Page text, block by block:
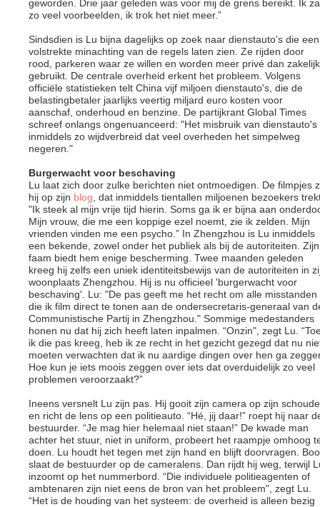
geworden. Drie jaar geleden was voor mij de grens bereikt. Ik
zo veel voorbeelden, ik trok het niet meer.”
Sindsdien is Lu bijna dagelijks op zoek naar dienstauto's die een
volstrekte minachting van de regels laten zien. Ze rijden door
rood, parkeren waar ze willen en worden meer privé dan zakelijk
gebruikt. De centrale overheid erkent het probleem. Volgens
officiële statistieken telt China vijf miljoen dienstauto's, die de
belastingbetaler jaarlijks veertig miljard euro kosten voor
aanschaf, onderhoud en benzine. De partijkrant Global Times
schreef onlangs ongenuanceerd: "Het misbruik van dienstauto's
inmiddels zo wijdverbreid dat veel overheden het simpelweg
negeren."
Burgerwacht voor beschaving
Lu laat zich door zulke berichten niet ontmoedigen. De filmpjes
hij op zijn blog, dat inmiddels tientallen miljoenen bezoekers
"Ik steek al mijn vrije tijd hierin. Soms ga ik er bijna aan
Mijn vrouw, die me een koppige ezel noemt, zie ik zelden. Mijn
vrienden vinden me een psycho.” In Zhengzhou is Lu inmiddels
een bekende, zowel onder het publiek als bij de autoriteiten. Zijn
faam biedt hem enige bescherming. Twee maanden geleden
kreeg hij zelfs een uniek identiteitsbewijs van de autoriteiten in
woonplaats Zhengzhou. Hij is nu officieel 'burgerwacht voor
beschaving'. Lu: "De pas geeft me het recht om alle misstanden
die ik film direct te tonen aan de ondersecretaris-generaal van
Communistische Partij in Zhengzhou." Sommige medestanders
honen nu dat hij zich heeft laten inpalmen. “Onzin", zegt Lu.
ik die pas kreeg, heb ik ze recht in het gezicht gezegd dat nu
moeten verwachten dat ik nu aardige dingen over hen ga
Hoe kun je iets moois zeggen over iets dat overduidelijk zo veel
problemen veroorzaakt?”
Ineens versnelt Lu zijn pas. Hij gooit zijn camera op zijn
en richt de lens op een politieauto. “Hé, jij daar!” roept hij naar
bestuurder. “Je mag hier helemaal niet staan!” De kwade man
achter het stuur, niet in uniform, probeert het raampje omhoog
doen. Lu houdt het tegen met zijn hand en blijft doorvragen.
slaat de bestuurder op de cameralens. Dan rijdt hij weg, terwijl
inzoomt op het nummerbord. “Die individuele politieagenten of
ambtenaren zijn niet eens de bron van het probleem", zegt Lu.
“Het is de houding van het systeem: de overheid is alleen bezig